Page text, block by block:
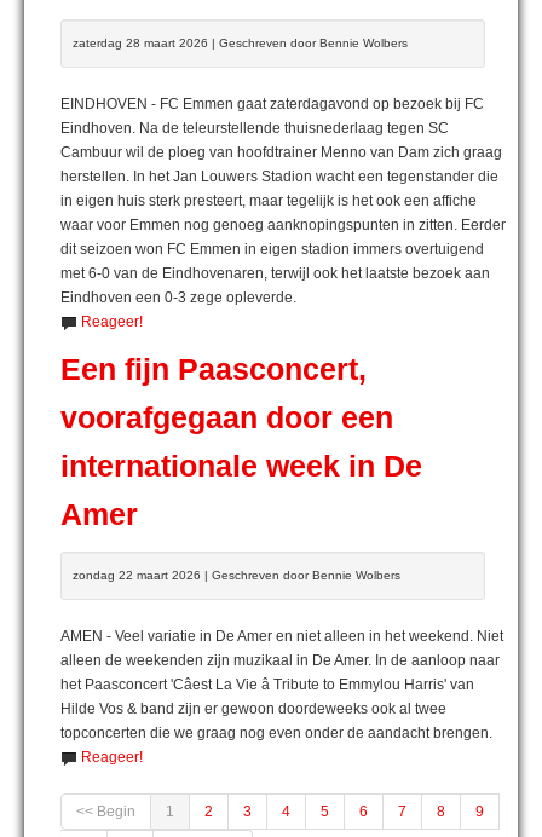
zaterdag 28 maart 2026 | Geschreven door Bennie Wolbers
EINDHOVEN - FC Emmen gaat zaterdagavond op bezoek bij FC
Eindhoven. Na de teleurstellende thuisnederlaag tegen SC
Cambuur wil de ploeg van hoofdtrainer Menno van Dam zich graag
herstellen. In het Jan Louwers Stadion wacht een tegenstander die
in eigen huis sterk presteert, maar tegelijk is het ook een affiche
waar voor Emmen nog genoeg aanknopingspunten in zitten. Eerder
dit seizoen won FC Emmen in eigen stadion immers overtuigend
met 6-0 van de Eindhovenaren, terwijl ook het laatste bezoek aan
Eindhoven een 0-3 zege opleverde.
Reageer!
Een fijn Paasconcert,
voorafgegaan door een
internationale week in De
Amer
zondag 22 maart 2026 | Geschreven door Bennie Wolbers
AMEN - Veel variatie in De Amer en niet alleen in het weekend. Niet
alleen de weekenden zijn muzikaal in De Amer. In de aanloop naar
het Paasconcert 'Câest La Vie â Tribute to Emmylou Harris' van
Hilde Vos & band zijn er gewoon doordeweeks ook al twee
topconcerten die we graag nog even onder de aandacht brengen.
Reageer!
<< Begin 1 2 3 4 5 6 7 8 9